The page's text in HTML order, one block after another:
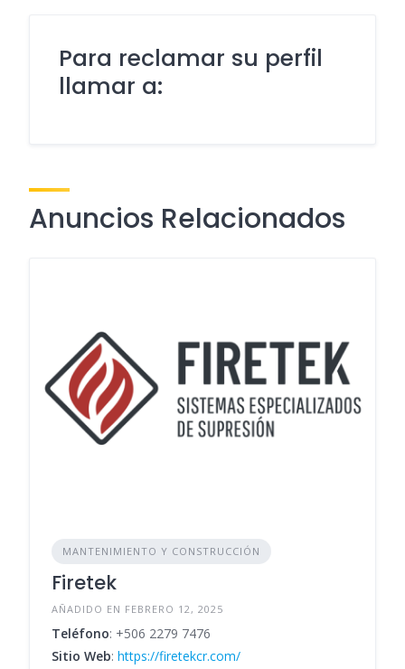
Para reclamar su perfil
llamar a:
Anuncios Relacionados
MANTENIMIENTO Y CONSTRUCCIÓN
Firetek
AÑADIDO EN FEBRERO 12, 2025
Teléfono: +506 2279 7476
Sitio Web: https://firetekcr.com/